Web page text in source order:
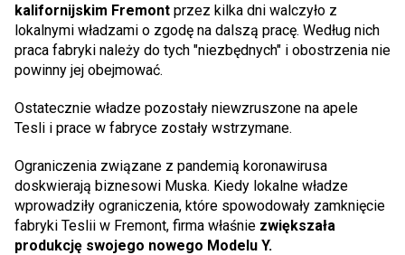
kalifornijskim Fremont przez kilka dni walczyło z
lokalnymi władzami o zgodę na dalszą pracę. Według nich
praca fabryki należy do tych "niezbędnych" i obostrzenia nie
powinny jej obejmować.
Ostatecznie władze pozostały niewzruszone na apele
Tesli i prace w fabryce zostały wstrzymane.
Ograniczenia związane z pandemią koronawirusa
doskwierają biznesowi Muska. Kiedy lokalne władze
wprowadziły ograniczenia, które spowodowały zamknięcie
fabryki Teslii w Fremont, firma właśnie zwiększała
produkcję swojego nowego Modelu Y.